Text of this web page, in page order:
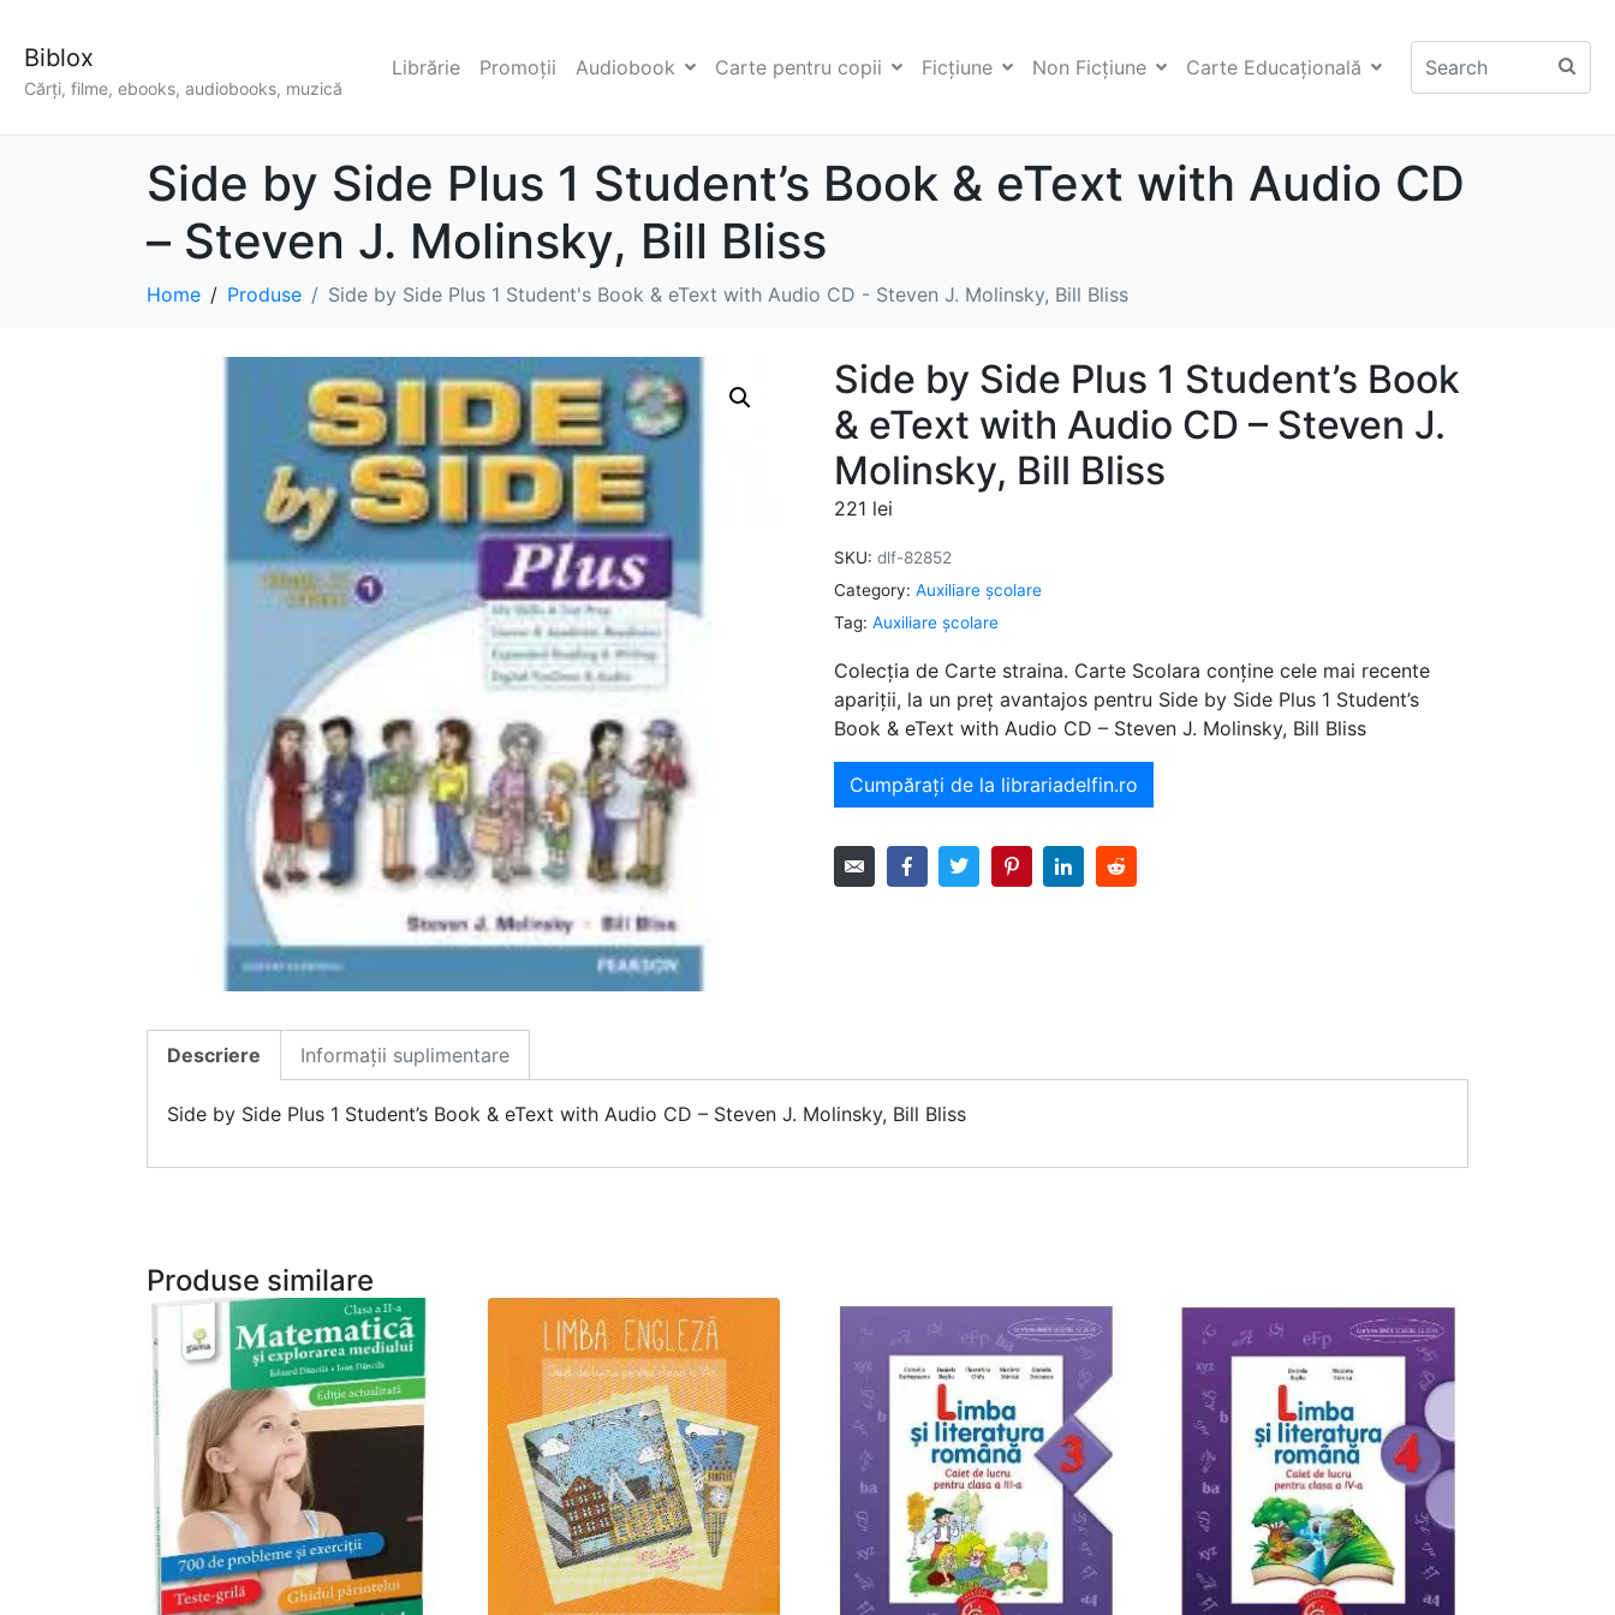
Biblox
Cărți, filme, ebooks, audiobooks, muzică
Librărie Promoții Audiobook Carte pentru copii Ficţiune Non Ficţiune Carte Educaţională
Side by Side Plus 1 Student’s Book & eText with Audio CD
– Steven J. Molinsky, Bill Bliss
Home Produse Side by Side Plus 1 Student's Book & eText with Audio CD - Steven J. Molinsky, Bill Bliss
Side by Side Plus 1 Student’s Book
& eText with Audio CD – Steven J.
Molinsky, Bill Bliss
221 lei
SKU: dlf-82852
Category: Auxiliare şcolare
Tag: Auxiliare şcolare
Colecția de Carte straina. Carte Scolara conține cele mai recente
apariții, la un preț avantajos pentru Side by Side Plus 1 Student’s
Book & eText with Audio CD – Steven J. Molinsky, Bill Bliss
Cumpărați de la librariadelfin.ro
Descriere Informații suplimentare
Side by Side Plus 1 Student’s Book & eText with Audio CD – Steven J. Molinsky, Bill Bliss
Produse similare